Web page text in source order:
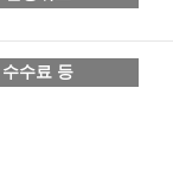
수수료 등